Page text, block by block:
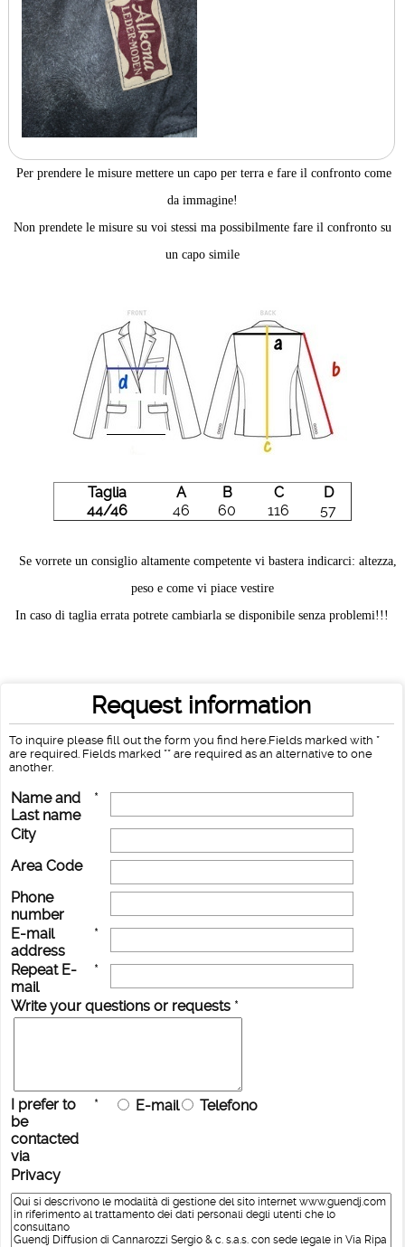
Per prendere le misure mettere un capo per terra e fare il confronto come
da immagine!
Non prendete le misure su voi stessi ma possibilmente fare il confronto su
un capo simile
Taglia A B C
D
44/46
46 60 116 57
Se vorrete un consiglio altamente competente vi bastera indicarci: altezza,
peso e come vi piace vestire
In caso di taglia errata potrete cambiarla se disponibile senza problemi!!!
Request information
To inquire please fill out the form you find here.Fields marked with *
are required. Fields marked ** are required as an alternative to one
another.
Name and
Last name
*
City
Area Code
Phone
number
E-mail
address
*
Repeat E-
mail
*
Write your questions or requests *
I prefer to
be
contacted
via
* E-mail Telefono
Privacy